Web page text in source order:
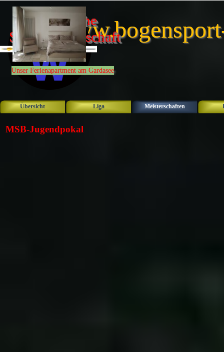
Bayerische
Schulmeisterschaft
2026
Unser Ferienapartment am Gardasee
Übersicht Liga ▼
Meisterschaften
MSB-Jugendpokal